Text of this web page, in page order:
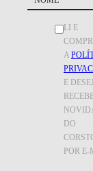
LI E
A
E
DO
POR